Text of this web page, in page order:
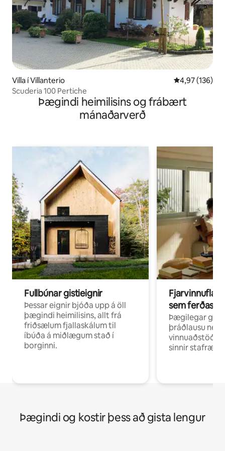
Villa í Villanterio 4,97 af 5 í
4,97 (136)
Scuderia 100 Pertiche
Þægindi heimilisins og frábært
mánaðarverð
Fullbúnar gistieignir
Þessar eignir bjóða upp á öll
þægindi heimilisins, allt frá
friðsælum fjallaskálum til
íbúða á miðlægum stað í
borginni.
sem ferðast
Þægilegar
þráðlausu neti
vinnuaðstöðu
sinnir
Þægindi og kostir þess að gista lengur